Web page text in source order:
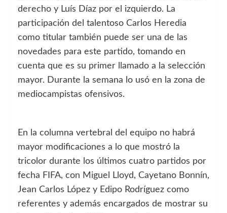
derecho y Luís Díaz por el izquierdo. La
participación del talentoso Carlos Heredia
como titular también puede ser una de las
novedades para este partido, tomando en
cuenta que es su primer llamado a la selección
mayor. Durante la semana lo usó en la zona de
mediocampistas ofensivos.
En la columna vertebral del equipo no habrá
mayor modificaciones a lo que mostró la
tricolor durante los últimos cuatro partidos por
fecha FIFA, con Miguel Lloyd, Cayetano Bonnín,
Jean Carlos López y Edipo Rodríguez como
referentes y además encargados de mostrar su